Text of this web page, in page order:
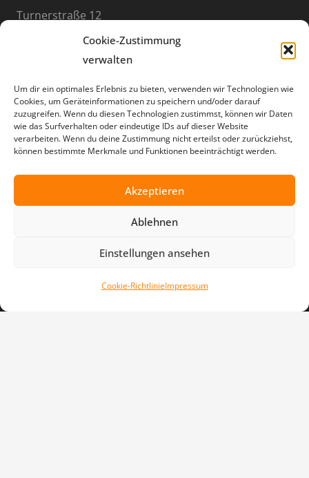
Cookie-Zustimmung
verwalten
Um dir ein optimales Erlebnis zu bieten, verwenden wir Technologien wie
Cookies, um Geräteinformationen zu speichern und/oder darauf
zuzugreifen. Wenn du diesen Technologien zustimmst, können wir Daten
wie das Surfverhalten oder eindeutige IDs auf dieser Website
verarbeiten. Wenn du deine Zustimmung nicht erteilst oder zurückziehst,
können bestimmte Merkmale und Funktionen beeinträchtigt werden.
Akzeptieren
Ablehnen
Einstellungen ansehen
Cookie-RichtlinieImpressum
Turnerstraße 12
67677 Enkenbach-Alsenborn
06303 / 999 8949
info@tpsv.de
Öffnungszeiten
der Geschäftsstelle
17:30 – 20:00 Uhr
außerhalb der Ferien
TPSV Leichtathletik